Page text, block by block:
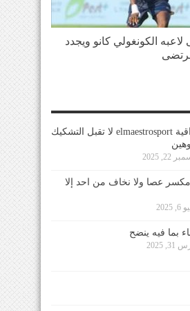
الكونغولي كانو ويجدد
مصداقية elmaestrosport لا تقبل التشكيك
22, 2025
مكسر عصا ولا نخاف من احد إلا
بما فيه ينضح
2025